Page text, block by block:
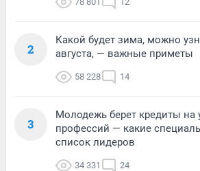
2
Какой будет зима, можно
августа, — важные приметы
58 228 14
3
Молодежь берет кредиты на
профессий — какие
список лидеров
34 331 24